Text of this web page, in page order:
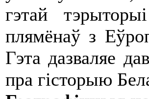
гэтай
плямёнаў з
Гэта дазваляе
пра гісторыю